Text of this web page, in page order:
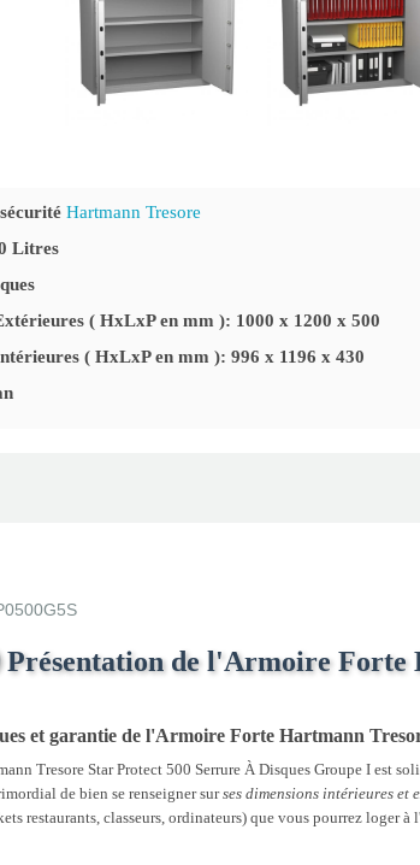
Hartmann Tresore
Litres
( HxLxP en mm ): 1000 x 1200 x 500
( HxLxP en mm ): 996 x 1196 x 430
Présentation de l'Armoire Forte
et garantie de l'Armoire Forte Hartmann
Tresore Star Protect 500 Serrure À Disques Groupe I est
de bien se renseigner surses dimensions intérieures et
restaurants, classeurs, ordinateurs) que vous pourrez loger